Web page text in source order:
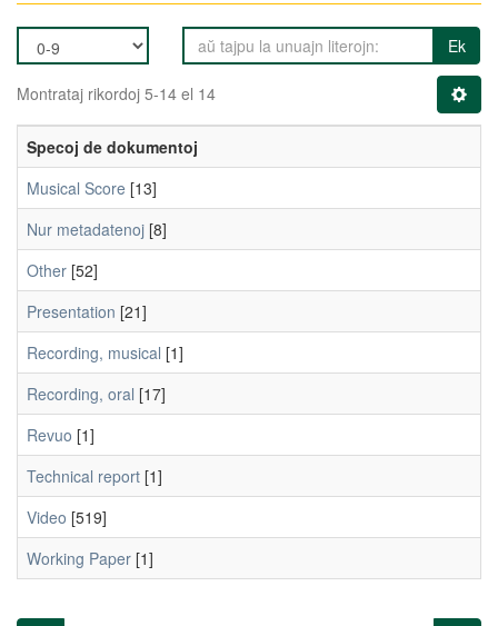
Ek
Montrataj rikordoj 5-14 el 14
Specoj de dokumentoj
Musical Score [13]
Nur metadatenoj [8]
Other [52]
Presentation [21]
Recording, musical [1]
Recording, oral [17]
Revuo [1]
Technical report [1]
Video [519]
Working Paper [1]